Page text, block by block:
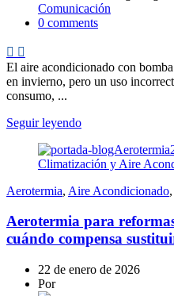
Comunicación
0 comments
El aire acondicionado con
en invierno, pero un uso
consumo, ...
Seguir leyendo
Aerotermia, Aire Acondicionado,
Aerotermia para
cuándo compensa
22 de enero de 2026
Por